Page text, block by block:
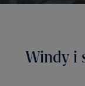
Windy i